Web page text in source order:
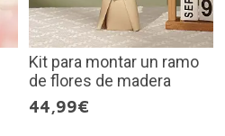
Kit para montar un ramo
de flores de madera
44,99€